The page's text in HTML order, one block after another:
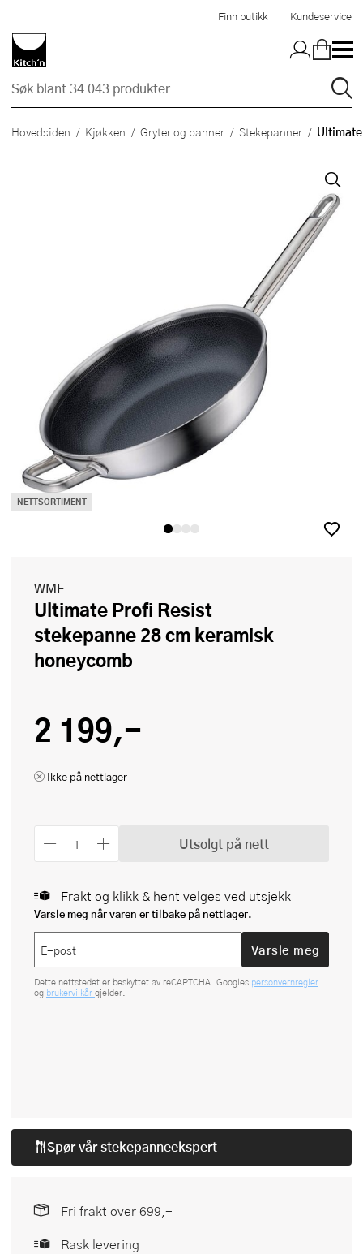
Finn butikk Kundeservice
Hovedsiden Kjøkken Gryter og panner Stekepanner
NETTSORTIMENT
WMF
Ultimate Profi Resist
stekepanne 28 cm keramisk
honeycomb
2 199,-
Ikke på nettlager
Utsolgt på nett
Frakt og klikk & hent velges ved utsjekk
Varsle meg når varen er tilbake på nettlager.
Varsle meg
Dette nettstedet er beskyttet av reCAPTCHA. Googles personvernregler
og brukervilkår gjelder.
Spør vårstekepanneekspert
Fri frakt over 699,-
Rask levering